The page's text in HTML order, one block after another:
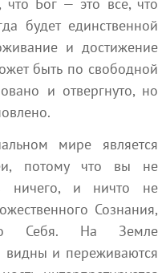
будет единственной
и достижение
быть по свободной
и отвергнуто, но
мире является
потому что вы не
ничего, и ничто не
Сознания,
Себя. На Земле
видны и переживаются